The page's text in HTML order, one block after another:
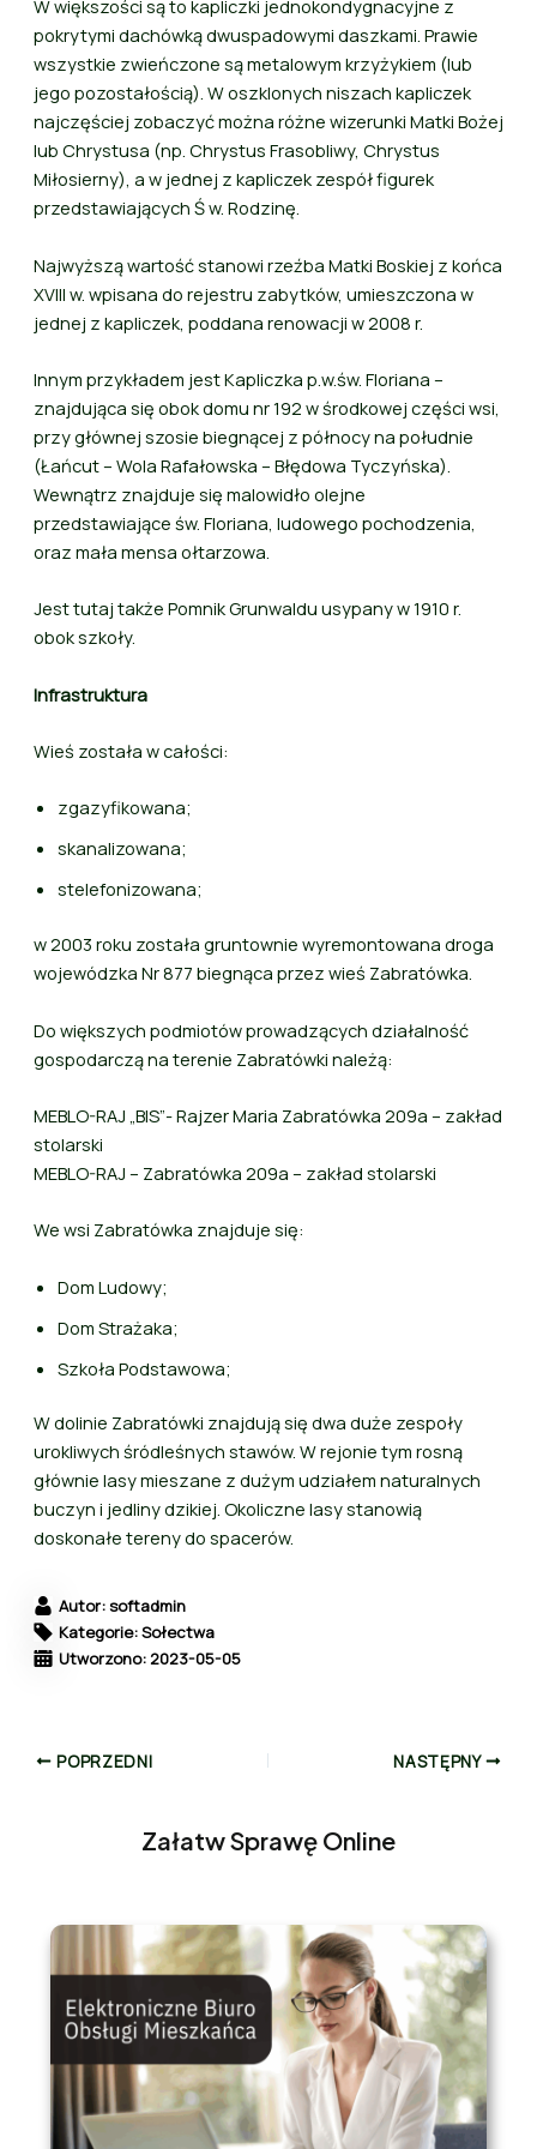
W większości są to kapliczki jednokondygnacyjne z
pokrytymi dachówką dwuspadowymi daszkami. Prawie
wszystkie zwieńczone są metalowym krzyżykiem (lub
jego pozostałością). W oszklonych niszach kapliczek
najczęściej zobaczyć można różne wizerunki Matki Bożej
lub Chrystusa (np. Chrystus Frasobliwy, Chrystus
Miłosierny), a w jednej z kapliczek zespół figurek
przedstawiających Ś w. Rodzinę.
Najwyższą wartość stanowi rzeźba Matki Boskiej z końca
XVIII w. wpisana do rejestru zabytków, umieszczona w
jednej z kapliczek, poddana renowacji w 2008 r.
Innym przykładem jest Kapliczka p.w.św. Floriana –
znajdująca się obok domu nr 192 w środkowej części wsi,
przy głównej szosie biegnącej z północy na południe
(Łańcut – Wola Rafałowska – Błędowa Tyczyńska).
Wewnątrz znajduje się malowidło olejne
przedstawiające św. Floriana, ludowego pochodzenia,
oraz mała mensa ołtarzowa.
Jest tutaj także Pomnik Grunwaldu usypany w 1910 r.
obok szkoły.
Infrastruktura
Wieś została w całości:
zgazyfikowana;
skanalizowana;
stelefonizowana;
w 2003 roku została gruntownie wyremontowana droga
wojewódzka Nr 877 biegnąca przez wieś Zabratówka.
Do większych podmiotów prowadzących działalność
gospodarczą na terenie Zabratówki należą:
MEBLO-RAJ „BIS”- Rajzer Maria Zabratówka 209a – zakład
stolarski
MEBLO-RAJ – Zabratówka 209a – zakład stolarski
We wsi Zabratówka znajduje się:
Dom Ludowy;
Dom Strażaka;
Szkoła Podstawowa;
W dolinie Zabratówki znajdują się dwa duże zespoły
urokliwych śródleśnych stawów. W rejonie tym rosną
głównie lasy mieszane z dużym udziałem naturalnych
buczyn i jedliny dzikiej. Okoliczne lasy stanowią
doskonałe tereny do spacerów.
Autor: softadmin
Kategorie: Sołectwa
Utworzono: 2023-05-05
POPRZEDNI NASTĘPNY
Załatw Sprawę Online